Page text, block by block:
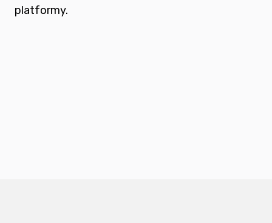
podporovat vzdělání a osvětu nejen u
platformy.